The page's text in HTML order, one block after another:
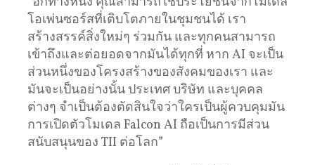
โอเพ่นซอร์สที่เติบโตภายในชุมชนได้ เรา
สร้างสรรค์สิ่งใหม่ๆ ร่วมกัน และทุกคนสามารถ
เข้าถึงและต่อยอดจากมันได้ทุกที่ หาก AI จะเป็น
ส่วนหนึ่งของโครงสร้างของสังคมของเรา และ
มันจะเป็นอย่างนั้น ประเทศ บริษัท และบุคคล
ต่างๆ จําเป็นต้องตัดสินใจว่าใครเป็นผู้ควบคุมมัน
การเปิดตัวโมเดล Falcon AI ถือเป็นการมีส่วน
สนับสนุนของ TII ต่อโลก”